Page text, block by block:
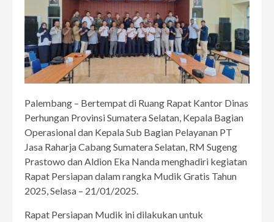
Palembang – Bertempat di Ruang Rapat Kantor Dinas
Perhungan Provinsi Sumatera Selatan, Kepala Bagian
Operasional dan Kepala Sub Bagian Pelayanan PT
Jasa Raharja Cabang Sumatera Selatan, RM Sugeng
Prastowo dan Aldion Eka Nanda menghadiri kegiatan
Rapat Persiapan dalam rangka Mudik Gratis Tahun
2025, Selasa – 21/01/2025.
Rapat Persiapan Mudik ini dilakukan untuk